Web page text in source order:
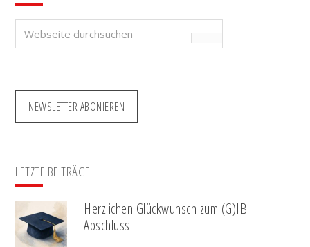
Webseite
durchsuchen
NEWSLETTER ABONIEREN
LETZTE BEITRÄGE
Herzlichen Glückwunsch zum (G)IB-
Abschluss!